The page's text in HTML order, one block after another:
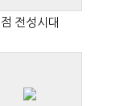
전성시대